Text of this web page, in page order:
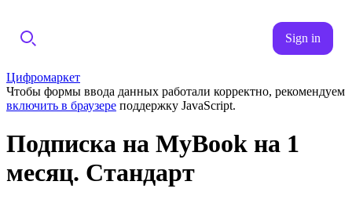
Sign in
Цифромаркет
Чтобы формы ввода данных работали корректно, рекомендуем
включить в браузере поддержку JavaScript.
Подписка на MyBook на 1
месяц. Стандарт